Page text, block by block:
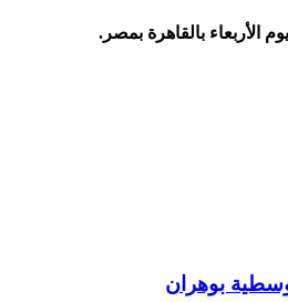
الأربعاء بالقاهرة بمصر.
بوهران